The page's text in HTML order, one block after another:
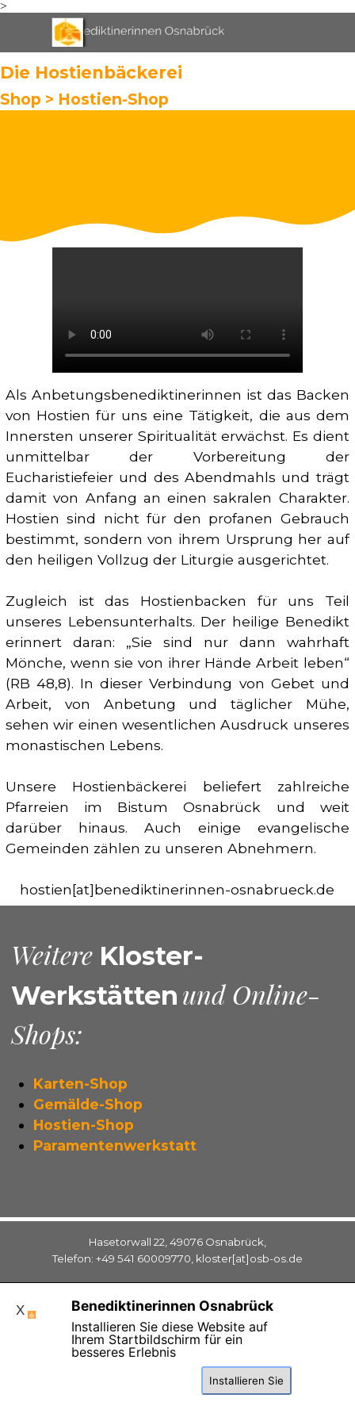
>
Direkt zum Seiteninhalt
Menü überspringen
Die Hostienbäckerei
Shop > Hostien-Shop
Als Anbetungsbenediktinerinnen ist das Backen
von Hostien für uns eine Tätigkeit, die aus dem
Innersten unserer Spiritualität erwächst. Es dient
unmittelbar der Vorbereitung der
Eucharistiefeier und des Abendmahls und trägt
damit von Anfang an einen sakralen Charakter.
Hostien sind nicht für den profanen Gebrauch
bestimmt, sondern von ihrem Ursprung her auf
den heiligen Vollzug der Liturgie ausgerichtet.
Zugleich ist das Hostienbacken für uns Teil
unseres Lebensunterhalts. Der heilige Benedikt
erinnert daran: „Sie sind nur dann wahrhaft
Mönche, wenn sie von ihrer Hände Arbeit leben“
(RB 48,8). In dieser Verbindung von Gebet und
Arbeit, von Anbetung und täglicher Mühe,
sehen wir einen wesentlichen Ausdruck unseres
monastischen Lebens.
Unsere Hostienbäckerei beliefert zahlreiche
Pfarreien im Bistum Osnabrück und weit
darüber hinaus. Auch einige evangelische
Gemeinden zählen zu unseren Abnehmern.
hostien[at]benediktinerinnen-osnabrueck.de
Weitere Kloster-
Werkstätten und Online-
Shops:
Karten-Shop
Gemälde-Shop
Hostien-Shop
Paramentenwerkstatt
Hasetorwall 22, 49076 Osnabrück,
Telefon: +49 541 60009770, kloster[at]osb-os.de
Zurück zum Seiteninhalt
Benediktinerinnen Osnabrück
Installieren Sie diese Website auf
Ihrem Startbildschirm für ein
besseres Erlebnis
Installieren Sie
X